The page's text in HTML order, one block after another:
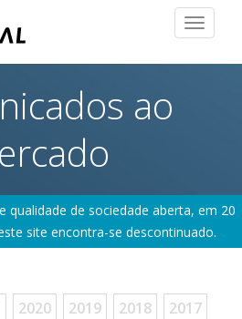
Toggle
ao
qualidade de sociedade aberta, em 20
site encontra-se descontinuado.
2020 2019 2018
2017